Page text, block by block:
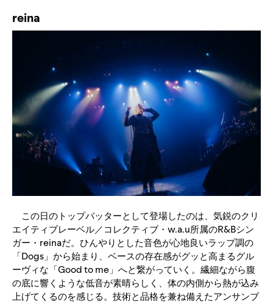
reina
この日のトップバッターとして登場したのは、気鋭のクリ
エイティブレーベル／コレクティブ・w.a.u所属のR&Bシン
ガー・reinaだ。ひんやりとした音色が心地良いラップ調の
「Dogs」から始まり、ベースの存在感がグッと高まるグル
ーヴィな「Good to me」へと繋がっていく。繊細ながら腹
の底に響くような低音が素晴らしく、体の内側から熱が込み
上げてくるのを感じる。技術と品格を兼ね備えたアンサンブ